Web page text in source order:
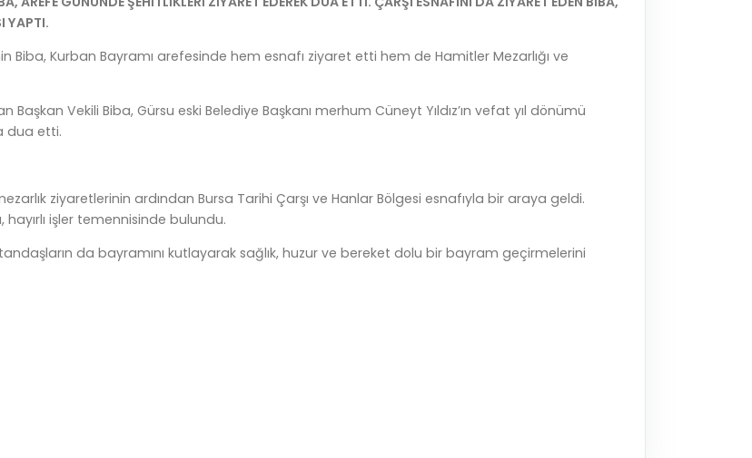
YAPTI.
Biba, Kurban Bayramı arefesinde hem esnafı ziyaret etti hem de Hamitler Mezarlığı ve
Vekili Biba, Gürsu eski Belediye Başkanı merhum Cüneyt Yıldız’ın vefat yıl dönümü
dua etti.
ziyaretlerinin ardından Bursa Tarihi Çarşı ve Hanlar Bölgesi esnafıyla bir araya geldi.
hayırlı işler temennisinde bulundu.
da bayramını kutlayarak sağlık, huzur ve bereket dolu bir bayram geçirmelerini